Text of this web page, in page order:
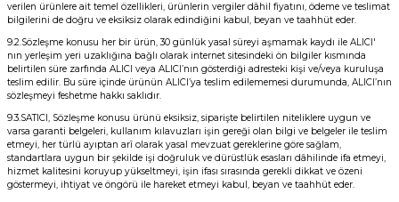
verilen ürünlere ait temel özellikleri, ürünlerin vergiler dâhil fiyatını, ödeme ve teslimat
bilgilerini de doğru ve eksiksiz olarak edindiğini kabul, beyan ve taahhüt eder.
9.2.Sözleşme konusu her bir ürün, 30 günlük yasal süreyi aşmamak kaydı ile ALICI'
nın yerleşim yeri uzaklığına bağlı olarak internet sitesindeki ön bilgiler kısmında
belirtilen süre zarfında ALICI veya ALICI’nın gösterdiği adresteki kişi ve/veya kuruluşa
teslim edilir. Bu süre içinde ürünün ALICI’ya teslim edilememesi durumunda, ALICI’nın
sözleşmeyi feshetme hakkı saklıdır.
9.3.SATICI, Sözleşme konusu ürünü eksiksiz, siparişte belirtilen niteliklere uygun ve
varsa garanti belgeleri, kullanım kılavuzları işin gereği olan bilgi ve belgeler ile teslim
etmeyi, her türlü ayıptan arî olarak yasal mevzuat gereklerine göre sağlam,
standartlara uygun bir şekilde işi doğruluk ve dürüstlük esasları dâhilinde ifa etmeyi,
hizmet kalitesini koruyup yükseltmeyi, işin ifası sırasında gerekli dikkat ve özeni
göstermeyi, ihtiyat ve öngörü ile hareket etmeyi kabul, beyan ve taahhüt eder.